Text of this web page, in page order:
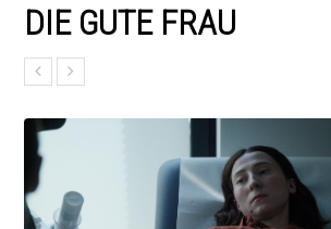
DIE GUTE FRAU